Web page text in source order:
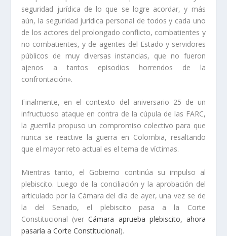
seguridad jurídica de lo que se logre acordar, y más
aún, la seguridad jurídica personal de todos y cada uno
de los actores del prolongado conflicto, combatientes y
no combatientes, y de agentes del Estado y servidores
públicos de muy diversas instancias, que no fueron
ajenos a tantos episodios horrendos de la
confrontación».
Finalmente, en el contexto del aniversario 25 de un
infructuoso ataque en contra de la cúpula de las FARC,
la guerrilla propuso un compromiso colectivo para que
nunca se reactive la guerra en Colombia, resaltando
que el mayor reto actual es el tema de víctimas.
Mientras tanto, el Gobierno continúa su impulso al
plebiscito. Luego de la conciliación y la aprobación del
articulado por la Cámara del día de ayer, una vez se de
la del Senado, el plebiscito pasa a la Corte
Constitucional (verCámara aprueba plebiscito, ahora
pasaría a Corte Constitucional).